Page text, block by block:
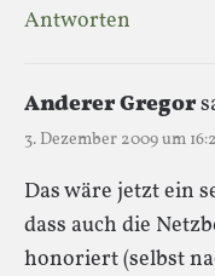
Antworten
Anderer Gregor
3. Dezember 2009 um
Das wäre jetzt ein
dass auch die
honoriert (selbst